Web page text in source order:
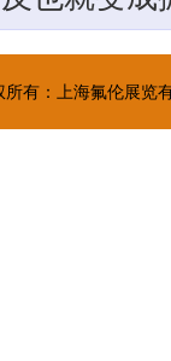
所有：上海氟伦